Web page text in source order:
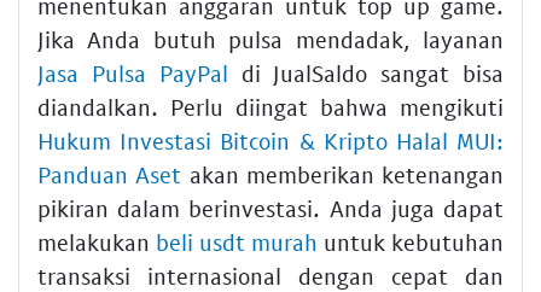
menentukan anggaran untuk top up game.
Jika Anda butuh pulsa mendadak, layanan
Jasa Pulsa PayPal di JualSaldo sangat bisa
diandalkan. Perlu diingat bahwa mengikuti
Hukum Investasi Bitcoin & Kripto Halal MUI:
Panduan Aset akan memberikan ketenangan
pikiran dalam berinvestasi. Anda juga dapat
melakukan beli usdt murah untuk kebutuhan
transaksi internasional dengan cepat dan